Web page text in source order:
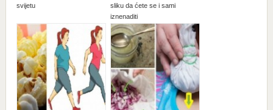
svijetu
sliku da ćete se i sami
iznenaditi